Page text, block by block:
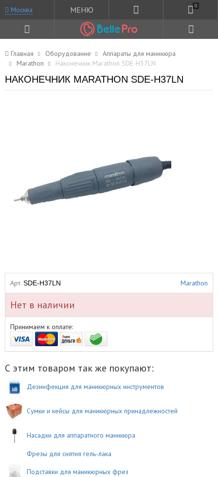
Москва МЕНЮ 0
Главная Оборудование
Аппараты для маникюра
Marathon
Наконечник Marathon SDE-H37LN
НАКОНЕЧНИК MARATHON SDE-H37LN
Арт. SDE-H37LN Marathon
Нет в наличии
Принимаем к оплате:
С этим товаром так же покупают:
Дезинфекция для маникюрных инструментов
Сумки и кейсы для маникюрных принадлежностей
Насадки для аппаратного маникюра
Фрезы для снятия гель-лака
Подставки для маникюрных фрез